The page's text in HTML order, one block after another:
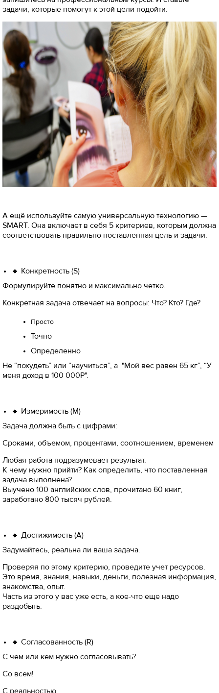
задачи, которые помогут к этой цели подойти.
А ещё используйте самую универсальную технологию —
SMART. Она включает в себя 5 критериев, которым должна
соответствовать правильно поставленная цель и задачи.
🔸 Конкретность (S)
Формулируйте понятно и максимально четко.
Конкретная задача отвечает на вопросы: Что? Кто? Где?
Просто
Точно
Определенно
Не “похудеть” или “научиться”, а "Мой вес равен 65 кг”, “У
меня доход в 100 000Р".
🔸 Измеримость (M)
Задача должна быть с цифрами:
Сроками, объемом, процентами, соотношением, временем
Любая работа подразумевает результат.
К чему нужно прийти? Как определить, что поставленная
задача выполнена?
Выучено 100 английских слов, прочитано 60 книг,
заработано 800 тысяч рублей.
🔸 Достижимость (A)
Задумайтесь, реальна ли ваша задача.
Проверяя по этому критерию, проведите учет ресурсов.
Это время, знания, навыки, деньги, полезная информация,
знакомства, опыт.
Часть из этого у вас уже есть, а кое-что еще надо
раздобыть.
🔸 Согласованность (R)
С чем или кем нужно согласовывать?
Со всем!
С реальностью…